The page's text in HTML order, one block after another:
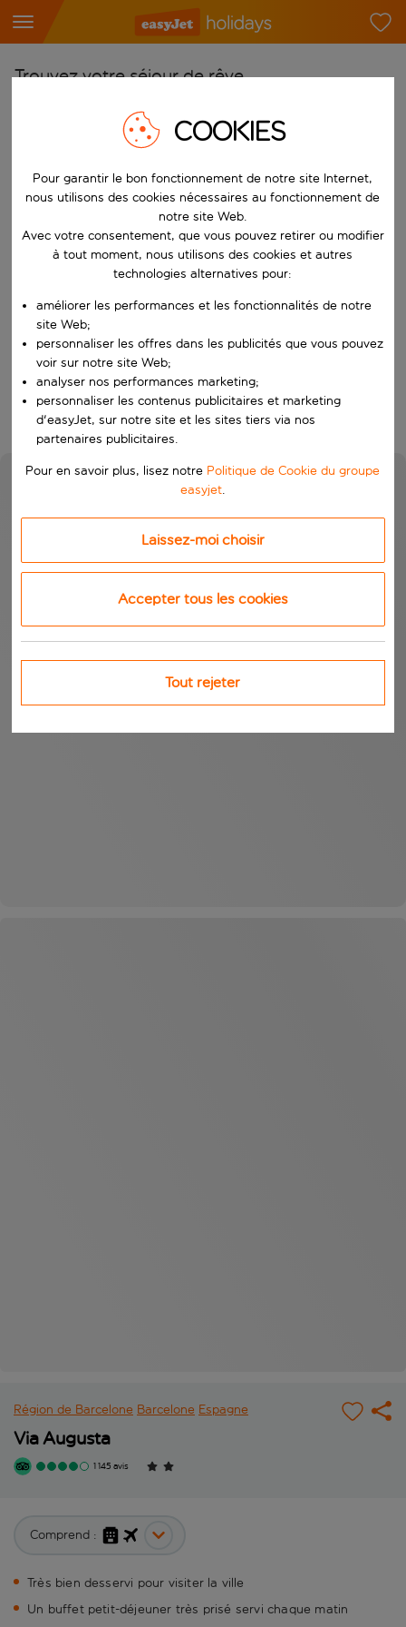
Trouvez votre séjour de rêve
Commencez à taper pour la saisie automatique. Lorsque les
Choisissez votre aéroport
Commencez à taper pour la saisie automatique. Lorsque les
Choisissez votre destination
Vers
Choisissez vos dates
Quand
Qui
Rechercher
Région de Barcelone Barcelone Espagne
Via Augusta
1 145 avis
Comprend :
Très bien desservi pour visiter la ville
Un buffet petit-déjeuner très prisé servi chaque matin
COOKIES
Pour garantir le bon fonctionnement de notre site Internet,
nous utilisons des cookies nécessaires au fonctionnement de
notre site Web.
Avec votre consentement, que vous pouvez retirer ou modifier
à tout moment, nous utilisons des cookies et autres
technologies alternatives pour:
améliorer les performances et les fonctionnalités de notre
site Web;
personnaliser les offres dans les publicités que vous pouvez
voir sur notre site Web;
analyser nos performances marketing;
personnaliser les contenus publicitaires et marketing
d'easyJet, sur notre site et les sites tiers via nos
partenaires publicitaires.
Pour en savoir plus, lisez notre Politique de Cookie du groupe
easyjet.
Laissez-moi choisir
Accepter tous les cookies
Tout rejeter